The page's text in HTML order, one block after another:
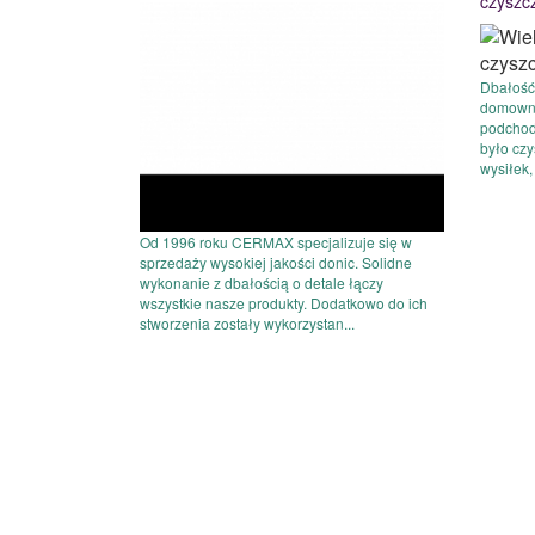
Od 1996 roku CERMAX specjalizuje się w
sprzedaży wysokiej jakości donic. Solidne
wykonanie z dbałością o detale łączy
wszystkie nasze produkty. Dodatkowo do ich
stworzenia zostały wykorzystan...
było